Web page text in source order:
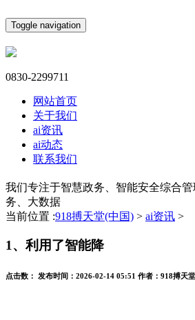
Toggle navigation
0830-2299711
网站首页
关于我们
ai资讯
ai动态
联系我们
我们专注于智慧政务、智能安全综合
务、大数据
当前位置 :918搏天堂(中国) > ai资讯 >
1、利用了智能降
点击数： 发布时间： 2026-02-14 05:51 作者： 918搏天